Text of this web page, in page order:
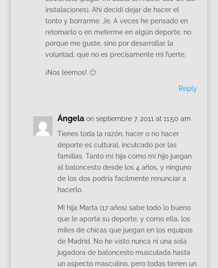
instalaciones). Ahí decidí dejar de hacer el
tonto y borrarme. Je. A veces he pensado en
retomarlo o en meterme en algún deporte, no
porque me guste, sino por desarrollar la
voluntad, que no es precisamente mi fuerte.
¡Nos leemos! 🙂
Reply
Ángela on septiembre 7, 2011 at 11:50 am
Tienes toda la razón, hacer o no hacer
deporte es cultural, inculcado por las
familias. Tanto mi hija como mi hijo juegan
al baloncesto desde los 4 años, y ninguno
de los dos podría facilmente renunciar a
hacerlo.
Mi hija Marta (17 años) sabe todo lo bueno
que le aporta su deporte, y como ella, los
miles de chicas que juegan en los equipos
de Madrid. No he visto nunca ni una sola
jugadora de baloncesto musculada hasta
un aspecto masculino, pero todas tienen un